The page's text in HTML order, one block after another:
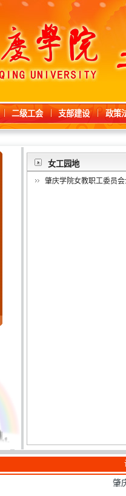
二级工会 支部建设 政策
女工园地
肇庆学院女教职工委员
肇